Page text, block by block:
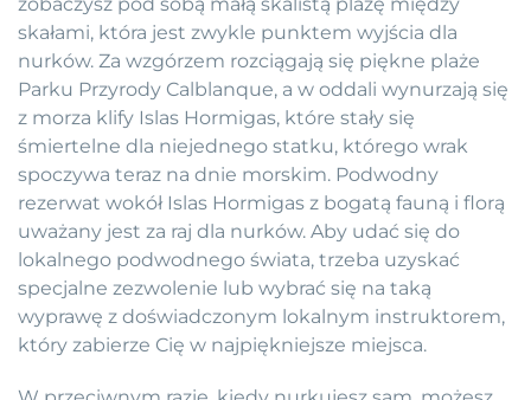
zobaczysz pod sobą małą skalistą plażę między
skałami, która jest zwykle punktem wyjścia dla
nurków. Za wzgórzem rozciągają się piękne plaże
Parku Przyrody Calblanque, a w oddali wynurzają się
z morza klify Islas Hormigas, które stały się
śmiertelne dla niejednego statku, którego wrak
spoczywa teraz na dnie morskim. Podwodny
rezerwat wokół Islas Hormigas z bogatą fauną i florą
uważany jest za raj dla nurków. Aby udać się do
lokalnego podwodnego świata, trzeba uzyskać
specjalne zezwolenie lub wybrać się na taką
wyprawę z doświadczonym lokalnym instruktorem,
który zabierze Cię w najpiękniejsze miejsca.